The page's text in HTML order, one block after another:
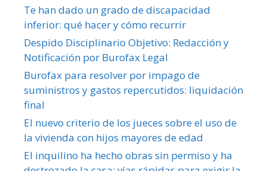
Te han dado un grado de discapacidad
inferior: qué hacer y cómo recurrir
Despido Disciplinario Objetivo: Redacción y
Notificación por Burofax Legal
Burofax para resolver por impago de
suministros y gastos repercutidos: liquidación
final
El nuevo criterio de los jueces sobre el uso de
la vivienda con hijos mayores de edad
El inquilino ha hecho obras sin permiso y ha